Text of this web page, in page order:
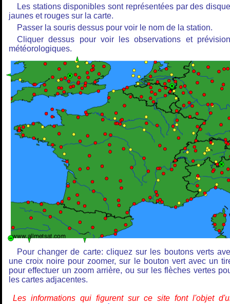
Les stations disponibles sont représentées par des
jaunes et rouges sur la carte.
Passer la souris dessus pour voir le nom de la station.
Cliquer dessus pour voir les observations et
météorologiques.
Pour changer de carte: cliquez sur les boutons verts
une croix noire pour zoomer, sur le bouton vert avec un
pour effectuer un zoom arrière, ou sur les flèches vertes
les cartes adjacentes.
Les informations qui figurent sur ce site font l'objet